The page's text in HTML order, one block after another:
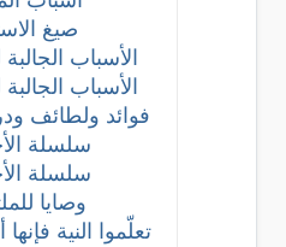
صيغ
الأسباب الجالبة
الأسباب الجالبة
فوائد ولطائف
سلسلة
سلسلة
وصايا
تعلّموا النية